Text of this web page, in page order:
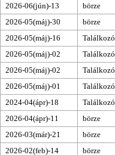
2026-06(jún)-13
börze
2026-05(máj)-30
börze
2026-05(máj)-16
Találkozó
2026-05(máj)-02
Találkozó
2026-05(máj)-02
Találkozó
2026-05(máj)-01
Találkozó
2024-04(ápr)-18
Találkozó
2026-04(ápr)-11
börze
2026-03(már)-21
börze
2026-02(feb)-14
börze